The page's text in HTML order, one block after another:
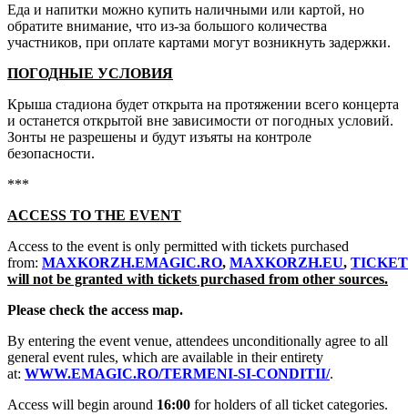
Еда и напитки можно купить наличными или картой, но
обратите внимание, что из-за большого количества
участников, при оплате картами могут возникнуть задержки.
ПОГОДНЫЕ УСЛОВИЯ
Крыша стадиона будет открыта на протяжении всего концерта
и останется открытой вне зависимости от погодных условий.
Зонты не разрешены и будут изъяты на контроле
безопасности.
***
ACCESS TO THE EVENT
Access to the event is only permitted with tickets purchased
from: MAXKORZH.EMAGIC.RO, MAXKORZH.EU,
will not be granted with tickets purchased from other sources.
Please check the access map.
By entering the event venue, attendees unconditionally agree to all
general event rules, which are available in their entirety
at: WWW.EMAGIC.RO/TERMENI-SI-CONDITII/.
Access will begin around 16:00 for holders of all ticket categories.